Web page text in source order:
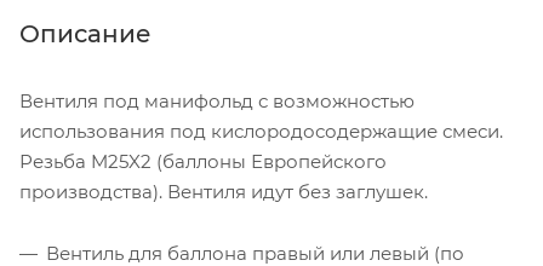
Описание
Вентиля под манифольд с возможностью
использования под кислородосодержащие смеси.
Резьба M25X2 (баллоны Европейского
производства). Вентиля идут без заглушек.
Вентиль для баллона правый или левый (по